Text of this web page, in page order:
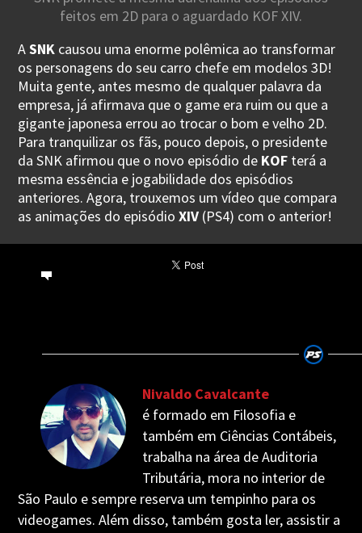
feitos em 2D para o aguardado KOF XIV.
ASNK causou uma enorme polêmica ao transformar
os personagens do seu carro chefe em modelos 3D!
Muita gente, antes mesmo de qualquer palavra da
empresa, já afirmava que o game era ruim ou que a
gigante japonesa errou ao trocar o bom e velho 2D.
Para tranquilizar os fãs, pouco depois, o presidente
da SNK afirmou que o novo episódio de KOF terá a
mesma essência e jogabilidade dos episódios
anteriores. Agora, trouxemos um vídeo que compara
as animações do episódioXIV (PS4) com o anterior!
Nivaldo Cavalcante
é formado em Filosofia e
também em Ciências Contábeis,
trabalha na área de Auditoria
Tributária, mora no interior de
São Paulo e sempre reserva um tempinho para os
videogames. Além disso, também gosta ler, assistir a